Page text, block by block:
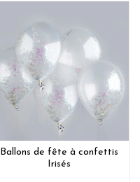
Ballons de fête à confettis
Irisés